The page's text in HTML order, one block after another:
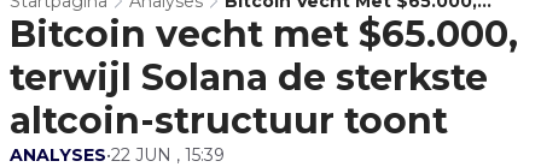
Terwijl Solana De Sterkste
Altcoin-Structuur Toont
Bitcoin vecht met $65.000,
terwijl Solana de sterkste
altcoin-structuur toont
ANALYSES•22 JUN , 15:39